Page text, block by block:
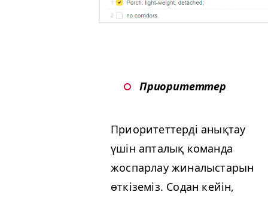
Приоритеттер
Приоритеттерді анықтау
үшін апталық команда
жоспарлау жиналыстарын
өткіземіз. Содан кейін,